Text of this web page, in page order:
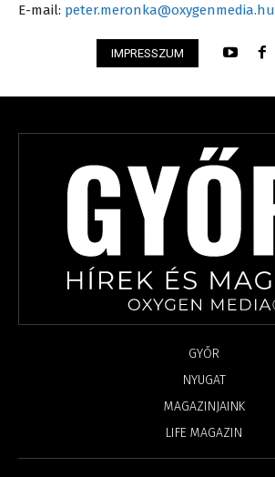
E-mail: peter.meronka@oxygenmedia.hu
IMPRESSZUM
GYŐR
NYUGAT
MAGAZINJAINK
LIFE MAGAZIN